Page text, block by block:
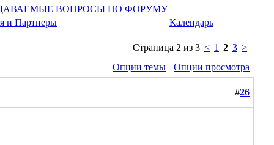
ВОПРОСЫ ПО ФОРУМУ
и Партнеры
Календарь
Страница 2 из 3 < 1 2 3 >
Опции темы
Опции просмотра
#26